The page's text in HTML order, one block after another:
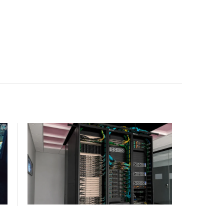
facility, creating a repeatable model for high-density,
liquid-cooled AI environments.